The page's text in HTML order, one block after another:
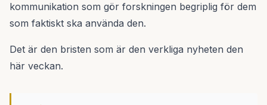
kommunikation som gör forskningen begriplig för dem
som faktiskt ska använda den.
Det är den bristen som är den verkliga nyheten den
här veckan.